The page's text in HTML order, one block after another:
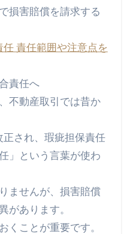
損害賠償を請求する
任 責任範囲や注意点を
責任へ
不動産取引では昔か
され、瑕疵担保責任
」という言葉が使わ
ませんが、損害賠償
があります。
くことが重要です。